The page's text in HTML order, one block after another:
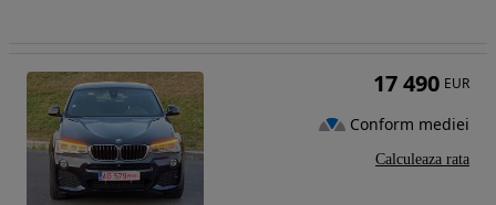
17 490 EUR
Conform mediei
Calculeaza rata